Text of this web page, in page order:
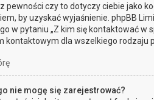
pewności czy to dotyczy ciebie jako
by uzyskać wyjaśnienie. phpBB
w pytaniu „Z kim się kontaktować w
kontaktowym dla wszelkiego rodzaju
nie mogę się zarejestrować?